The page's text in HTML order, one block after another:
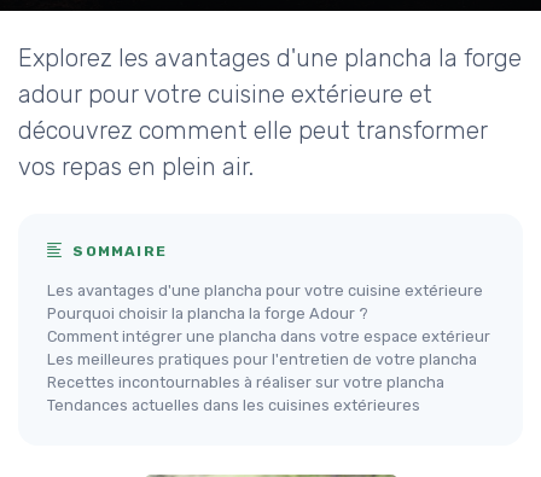
Explorez les avantages d'une plancha la forge
adour pour votre cuisine extérieure et
découvrez comment elle peut transformer
vos repas en plein air.
SOMMAIRE
Les avantages d'une plancha pour votre cuisine extérieure
Pourquoi choisir la plancha la forge Adour ?
Comment intégrer une plancha dans votre espace extérieur
Les meilleures pratiques pour l'entretien de votre plancha
Recettes incontournables à réaliser sur votre plancha
Tendances actuelles dans les cuisines extérieures